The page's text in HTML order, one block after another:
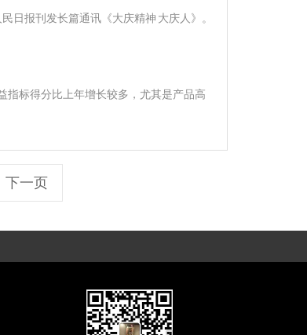
日报刊发长篇通讯《大庆精神 大庆人》。
指标得分比上年增长较多，尤其是产品高
下一页